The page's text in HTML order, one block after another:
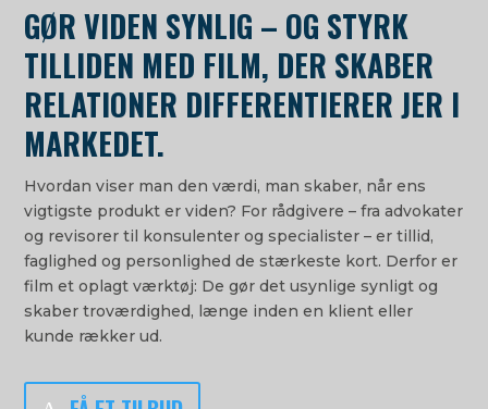
GØR VIDEN SYNLIG – OG STYRK
TILLIDEN MED FILM, DER SKABER
RELATIONER DIFFERENTIERER JER I
MARKEDET.
Hvordan viser man den værdi, man skaber, når ens
vigtigste produkt er viden? For rådgivere – fra advokater
og revisorer til konsulenter og specialister – er tillid,
faglighed og personlighed de stærkeste kort. Derfor er
film et oplagt værktøj: De gør det usynlige synligt og
skaber troværdighed, længe inden en klient eller
kunde rækker ud.